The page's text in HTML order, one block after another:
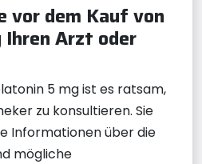
vor dem Kauf von
Arzt oder
5 mg ist es ratsam,
zu konsultieren. Sie
Informationen über die
mögliche